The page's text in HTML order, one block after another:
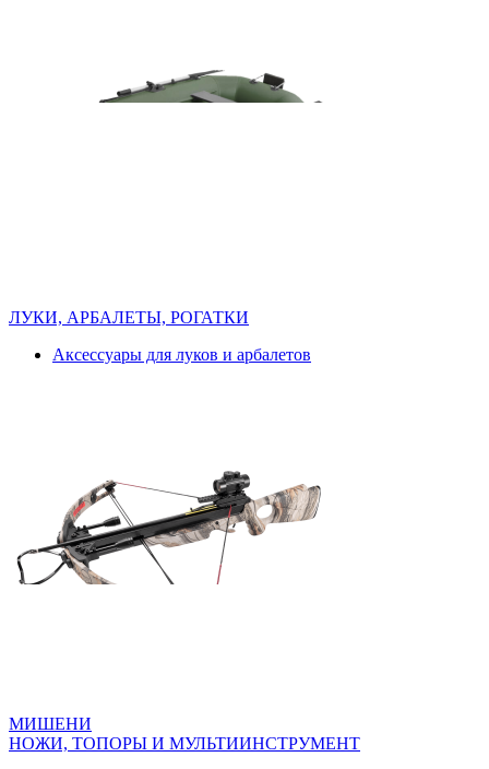
ЛУКИ, АРБАЛЕТЫ, РОГАТКИ
Аксессуары для луков и арбалетов
МИШЕНИ
НОЖИ, ТОПОРЫ И МУЛЬТИИНСТРУМЕНТ